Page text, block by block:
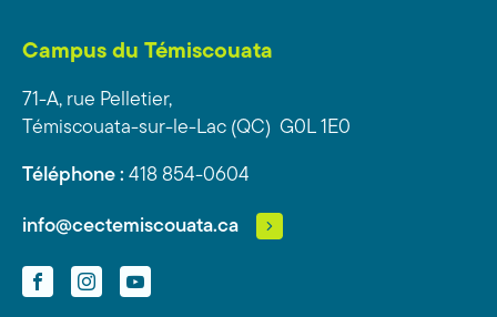
Campus du Témiscouata
71-A, rue Pelletier,
Témiscouata-sur-le-Lac (QC) G0L 1E0
Téléphone : 418 854-0604
info@cectemiscouata.ca
FacebookInstagramYouTube